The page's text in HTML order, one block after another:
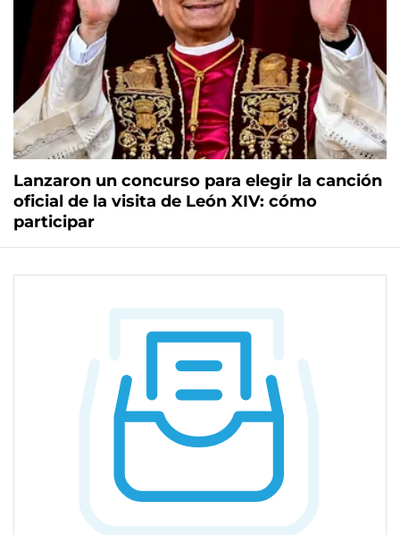
Lanzaron un concurso para elegir la canción
oficial de la visita de León XIV: cómo
participar